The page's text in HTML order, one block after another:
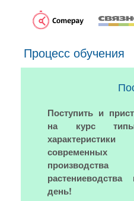
Процесс обучения
Поступить и
на курс типы,
день!